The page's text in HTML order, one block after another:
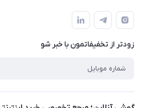
حساب کاربری
حریم خصوصی
بلاگ
نحوه خرید از گوشی آنلاین
شرایط ضمانت هفت روزه
روش ارسال کالا در گوشی آنلاین
روش بازگردانی کالا
زودتر از تخفیفاتمون با خبر شو